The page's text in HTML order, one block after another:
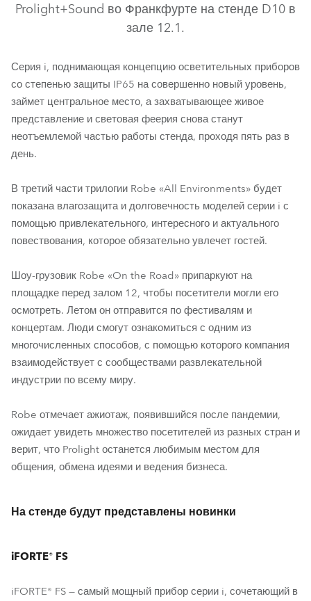
iFORTE® FS
iESPRITE®
iPAINTE®
iTetra2™
iBeam 350™
FOOTSIE1™
FOOTSIE2™
Prolight+Sound во Франкфурте на стенде D10 в
зале 12.1.
Серия i, поднимающая концепцию осветительных приборов
со степенью защиты IP65 на совершенно новый уровень,
займет центральное место, а захватывающее живое
представление и световая феерия снова станут
неотъемлемой частью работы стенда, проходя пять раз в
день.
В третий части трилогии Robe «All Environments» будет
показана влагозащита и долговечность моделей серии i с
помощью привлекательного, интересного и актуального
повествования, которое обязательно увлечет гостей.
Шоу-грузовик Robe «On the Road» припаркуют на
площадке перед залом 12, чтобы посетители могли его
осмотреть. Летом он отправится по фестивалям и
концертам. Люди смогут ознакомиться с одним из
многочисленных способов, с помощью которого компания
взаимодействует с сообществами развлекательной
индустрии по всему миру.
Robe отмечает ажиотаж, появившийся после пандемии,
ожидает увидеть множество посетителей из разных стран и
верит, что Prolight останется любимым местом для
общения, обмена идеями и ведения бизнеса.
На стенде будут представлены новинки
iFORTE® FS
iFORTE® FS — самый мощный прибор серии i, сочетающий в